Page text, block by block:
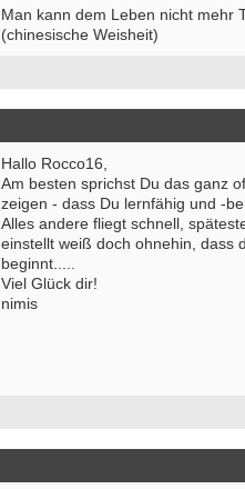
Man kann dem Leben nicht mehr
(chinesische Weisheit)
Hallo Rocco16,
Am besten sprichst Du das ganz
zeigen - dass Du lernfähig und -
Alles andere fliegt schnell,
einstellt weiß doch ohnehin, dass
beginnt.....
Viel Glück dir!
nimis